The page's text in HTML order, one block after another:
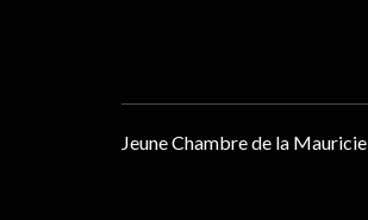
Jeune Chambre de la Mauricie